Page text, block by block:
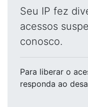
Seu IP fez
acessos
conosco.
Para liberar o
responda ao